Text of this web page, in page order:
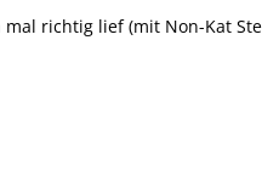
richtig lief (mit Non-Kat